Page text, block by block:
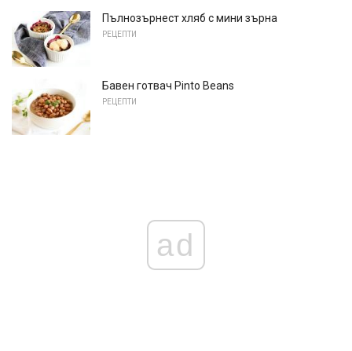
Пълнозърнест хляб с мини зърна
РЕЦЕПТИ
Бавен готвач Pinto Beans
РЕЦЕПТИ
ad